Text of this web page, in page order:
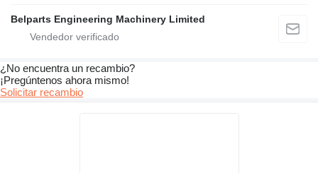
Belparts Engineering Machinery Limited
¿No encuentra un recambio?
¡Pregúntenos ahora mismo!
Solicitar recambio